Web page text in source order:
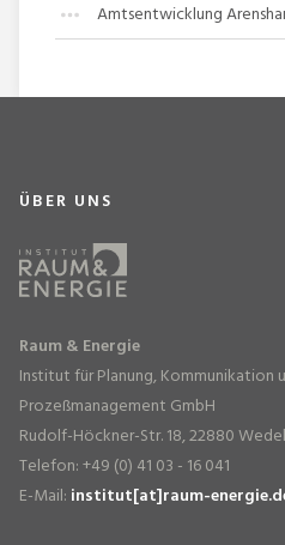
Amtsentwicklung
ÜBER UNS
Raum & Energie
Institut für Planung, Kommunikation
Prozeßmanagement GmbH
Rudolf-Höckner-Str. 18, 22880 Wedel
Telefon: +49 (0) 41 03 - 16 041
E-Mail: institut[at]raum-